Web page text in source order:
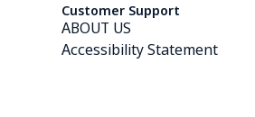
Customer Support
ABOUT US
Accessibility Statement